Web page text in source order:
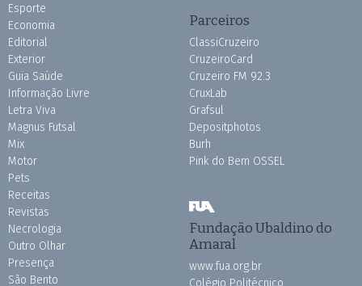
Esporte
Economia
Editorial
Exterior
Guia Saúde
Informação Livre
Letra Viva
Magnus Futsal
Mix
Motor
Pets
Receitas
Revistas
Necrologia
Outro Olhar
Presença
São Bento
Parceiros
ClassiCruzeiro
CruzeiroCard
Cruzeiro FM 92.3
CruxLab
Grafsul
Depositphotos
Burh
Pink do Bem OSSEL
Fundação Ubaldino do
Amaral
www.fua.org.br
Colégio Politécnico